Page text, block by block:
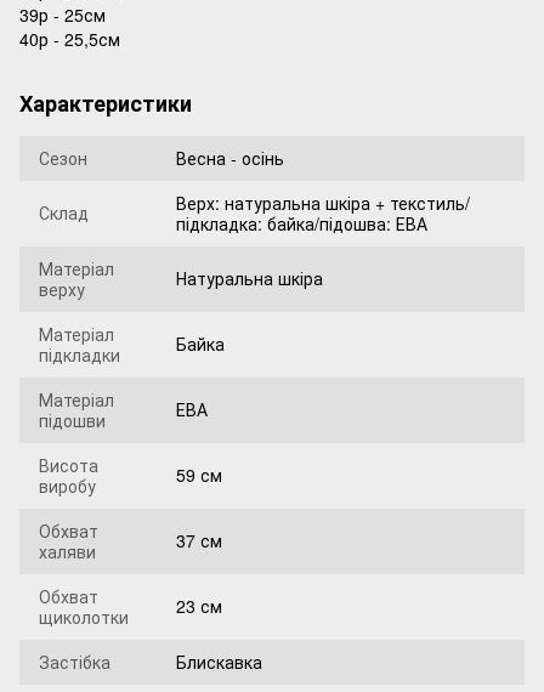
39р - 25см
40р - 25,5см
Характеристики
Сезон Весна - осінь
Склад
Верх: натуральна шкіра + текстиль/
підкладка: байка/підошва: ЕВА
Матеріал
верху
Натуральна шкіра
Матеріал
підкладки
Байка
Матеріал
підошви
ЕВА
Висота
виробу
59 см
Обхват
халяви
37 см
Обхват
щиколотки
23 см
Застібка Блискавка